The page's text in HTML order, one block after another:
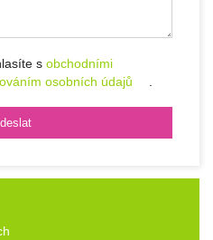
s obchodními
osobních údajů .